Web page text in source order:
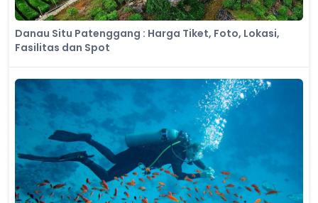
Danau Situ Patenggang : Harga Tiket, Foto, Lokasi,
Fasilitas dan Spot